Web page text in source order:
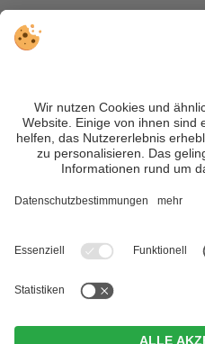
VIVOSüdtirol ist das
besuchen, sondern wirklich
tollen
Trotz genauer Arbeit und
Informieren Sie sich
Einstellungen |